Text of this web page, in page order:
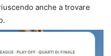
anche a trovare